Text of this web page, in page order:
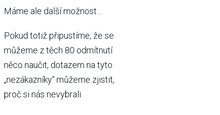
Máme ale další možnost…
Pokud totiž připustíme, že se
můžeme z těch 80 odmítnutí
něco naučit, dotazem na tyto
„nezákazníky“ můžeme zjistit,
proč si nás nevybrali.